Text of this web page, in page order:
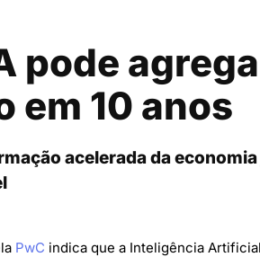
pode
em 10 anos
acelerada da
PwC indica que a Inteligência